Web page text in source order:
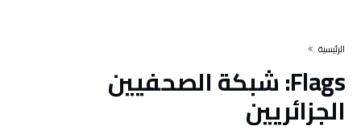
‫الرئيسية‬
Flags: شبكة الصحفيين
الجزائريين